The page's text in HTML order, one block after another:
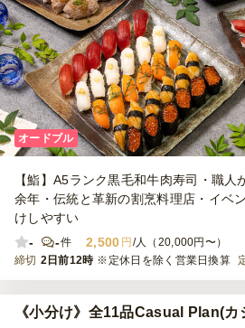
オードブル
【鮨】A5ランク黒毛和牛肉寿司・職
余年・伝統と革新の割烹料理店・イベ
けしやすい
-
-件 2,500 円 /人（20,000円〜）
締切 2日前12時 ※定休日を除く営業日換算
《小分け》全11品Casual Plan(カ